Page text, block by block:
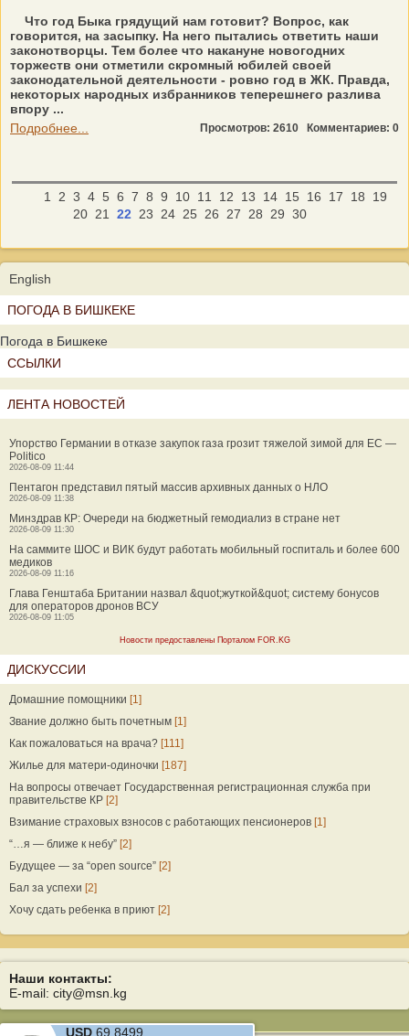
Что год Быка грядущий нам готовит? Вопрос, как
говорится, на засыпку. На него пытались ответить наши
законотворцы. Тем более что накануне новогодних
торжеств они отметили скромный юбилей своей
законодательной деятельности - ровно год в ЖК. Правда,
некоторых народных избранников теперешнего разлива
впору ...
Подробнее...
Просмотров: 2610 Комментариев: 0
1 2 3 4 5 6 7 8 9 10 11 12 13 14 15 16 17 18
19
20 21 22 23 24 25 26 27 28 29 30
English
ПОГОДА В БИШКЕКЕ
Погода в Бишкеке
ССЫЛКИ
ЛЕНТА НОВОСТЕЙ
Упорство Германии в отказе закупок газа грозит тяжелой зимой для ЕС —
Politico
2026-08-09 11:44
Пентагон представил пятый массив архивных данных о НЛО
2026-08-09 11:38
Минздрав КР: Очереди на бюджетный гемодиализ в стране нет
2026-08-09 11:30
На саммите ШОС и ВИК будут работать мобильный госпиталь и более 600
медиков
2026-08-09 11:16
Глава Генштаба Британии назвал &quot;жуткой&quot; систему бонусов
для операторов дронов ВСУ
2026-08-09 11:05
Новости предоставлены Порталом FOR.KG
ДИСКУССИИ
Домашние помощники [1]
Звание должно быть почетным [1]
Как пожаловаться на врача? [111]
Жилье для матери-одиночки [187]
На вопросы отвечает Государственная регистрационная служба при
правительстве КР [2]
Взимание страховых взносов с работающих пенсионеров [1]
“…я — ближе к небу” [2]
Будущее — за “open source” [2]
Бал за успехи [2]
Хочу сдать ребенка в приют [2]
Наши контакты:
E-mail: city@msn.kg
USD 69.8499